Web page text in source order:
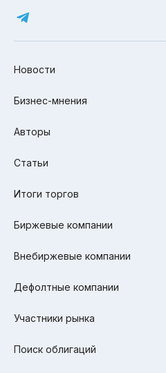
Новости
Бизнес-мнения
Авторы
Статьи
Итоги торгов
Биржевые компании
Внебиржевые компании
Дефолтные компании
Участники рынка
Поиск облигаций